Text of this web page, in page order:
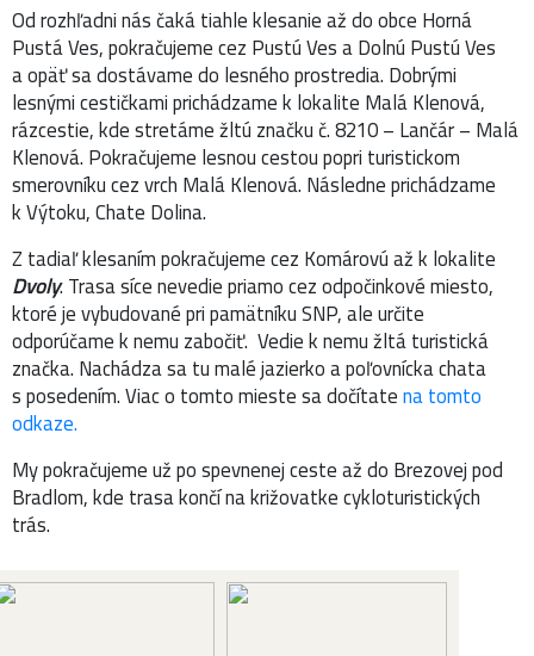
Od rozhľadni nás čaká tiahle klesanie až do obce Horná
Pustá Ves, pokračujeme cez Pustú Ves a Dolnú Pustú Ves
a opäť sa dostávame do lesného prostredia. Dobrými
lesnými cestičkami prichádzame k lokalite Malá Klenová,
rázcestie, kde stretáme žltú značku č. 8210 – Lančár – Malá
Klenová. Pokračujeme lesnou cestou popri turistickom
smerovníku cez vrch Malá Klenová. Následne prichádzame
k Výtoku, Chate Dolina.
Z tadiaľ klesaním pokračujeme cez Komárovú až k lokalite
Dvoly. Trasa síce nevedie priamo cez odpočinkové miesto,
ktoré je vybudované pri pamätníku SNP, ale určite
odporúčame k nemu zabočiť. Vedie k nemu žltá turistická
značka. Nachádza sa tu malé jazierko a poľovnícka chata
s posedením. Viac o tomto mieste sa dočítatena tomto
odkaze.
My pokračujeme už po spevnenej ceste až do Brezovej pod
Bradlom, kde trasa končí na križovatke cykloturistických
trás.